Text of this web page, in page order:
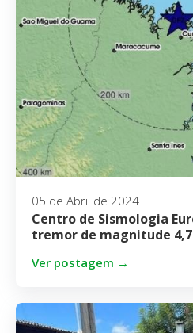
05 de Abril de 2024
Centro de Sismologia
tremor de magnitude
Ver postagem →